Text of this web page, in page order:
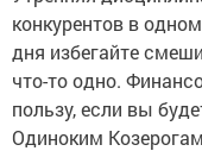
конкурентов в
дня избегайте
что-то одно.
пользу, если вы
Одиноким